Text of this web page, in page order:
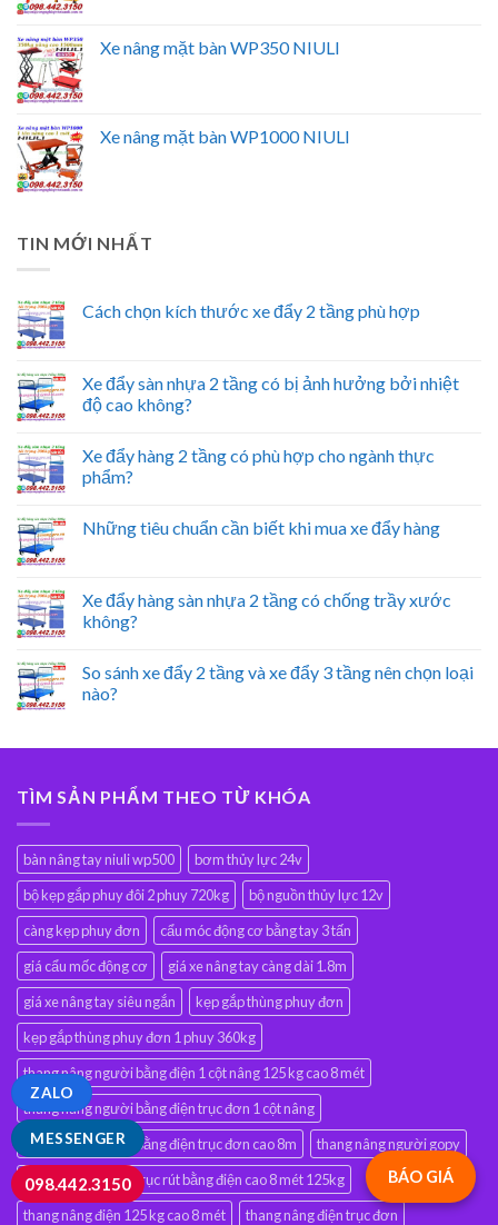
Xe nâng mặt bàn WP350 NIULI
Xe nâng mặt bàn WP1000 NIULI
TIN MỚI NHẤT
Cách chọn kích thước xe đẩy 2 tầng phù hợp
Xe đẩy sàn nhựa 2 tầng có bị ảnh hưởng bởi nhiệt
độ cao không?
Xe đẩy hàng 2 tầng có phù hợp cho ngành thực
phẩm?
Những tiêu chuẩn cần biết khi mua xe đẩy hàng
Xe đẩy hàng sàn nhựa 2 tầng có chống trầy xước
không?
So sánh xe đẩy 2 tầng và xe đẩy 3 tầng nên chọn loại
nào?
TÌM SẢN PHẨM THEO TỪ KHÓA
bàn nâng tay niuli wp500
bơm thủy lực 24v
bộ kẹp gắp phuy đôi 2 phuy 720kg
bộ nguồn thủy lực 12v
càng kẹp phuy đơn
cẩu móc động cơ bằng tay 3 tấn
giá cẩu mốc động cơ
giá xe nâng tay càng dài 1.8m
giá xe nâng tay siêu ngắn
kẹp gắp thùng phuy đơn
kẹp gắp thùng phuy đơn 1 phuy 360kg
thang nâng người bằng điện 1 cột nâng 125 kg cao 8 mét
thang nâng người bằng điện trục đơn 1 cột nâng
thang nâng người bằng điện trục đơn cao 8m
thang nâng người gopy
thang nâng người trục rút bằng điện cao 8 mét 125kg
thang nâng điện 125 kg cao 8 mét
thang nâng điện trục đơn
BÁO GIÁ
MESSENGER
ZALO
098.442.3150